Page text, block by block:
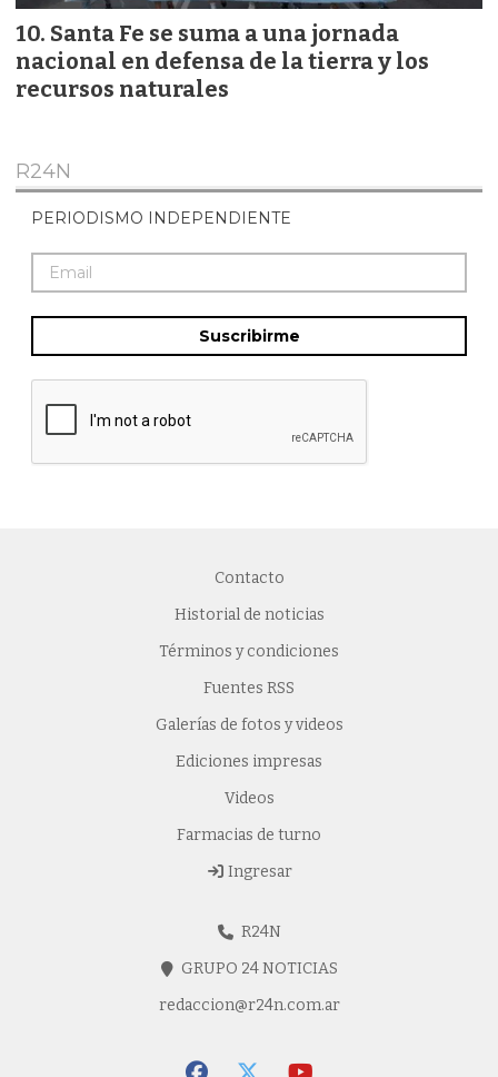
Santa Fe se suma a una jornada
nacional en defensa de la tierra y los
recursos naturales
R24N
PERIODISMO INDEPENDIENTE
Suscribirme
Contacto
Historial de noticias
Términos y condiciones
Fuentes RSS
Galerías de fotos y videos
Ediciones impresas
Videos
Farmacias de turno
Ingresar
R24N
GRUPO 24 NOTICIAS
redaccion@r24n.com.ar